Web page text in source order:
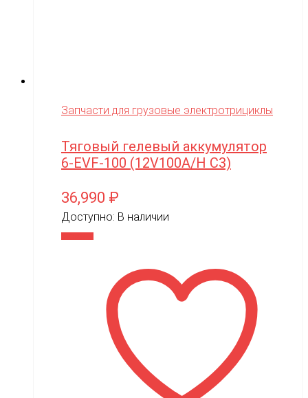
Запчасти для грузовые электротрициклы
Тяговый гелевый аккумулятор
6-EVF-100 (12V100A/H C3)
36,990 ₽
Доступно: В наличии